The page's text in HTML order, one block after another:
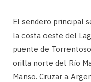
El sendero principal
la costa oeste del
puente de
orilla norte del Río
Manso. Cruzar a